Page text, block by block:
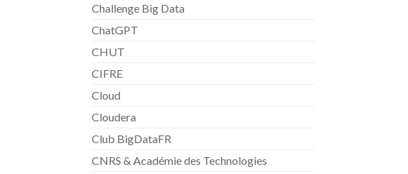
Challenge Big Data
ChatGPT
CHUT
CIFRE
Cloud
Cloudera
Club BigDataFR
CNRS & Académie des Technologies